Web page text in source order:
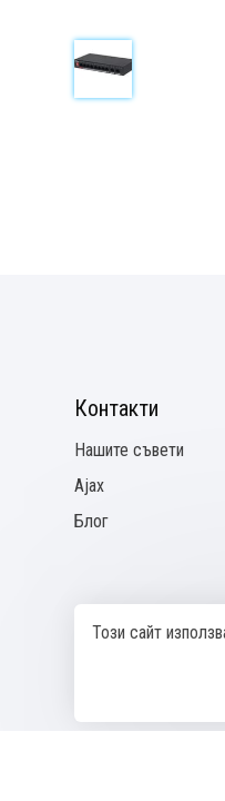
Контакти
Нашите съвети
Ajax
Блог
Този сайт